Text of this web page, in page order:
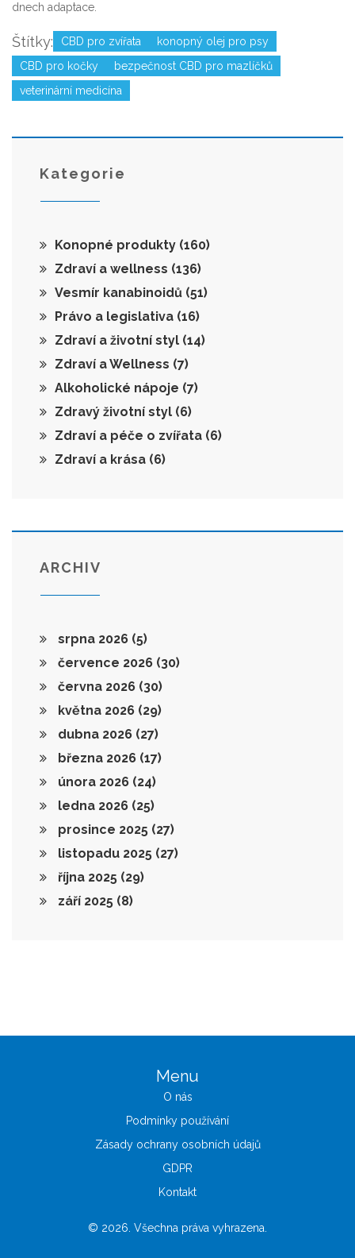
dnech adaptace.
Štítky: CBD pro zvířata
konopný olej pro psy
CBD pro kočky
bezpečnost CBD pro mazlíčků
veterinární medicína
Kategorie
Konopné produkty (160)
Zdraví a wellness (136)
Vesmír kanabinoidů (51)
Právo a legislativa (16)
Zdraví a životní styl (14)
Zdraví a Wellness (7)
Alkoholické nápoje (7)
Zdravý životní styl (6)
Zdraví a péče o zvířata (6)
Zdraví a krása (6)
ARCHIV
srpna 2026 (5)
července 2026 (30)
června 2026 (30)
května 2026 (29)
dubna 2026 (27)
března 2026 (17)
února 2026 (24)
ledna 2026 (25)
prosince 2025 (27)
listopadu 2025 (27)
října 2025 (29)
září 2025 (8)
Menu
O nás
Podmínky používání
Zásady ochrany osobních údajů
GDPR
Kontakt
© 2026. Všechna práva vyhrazena.